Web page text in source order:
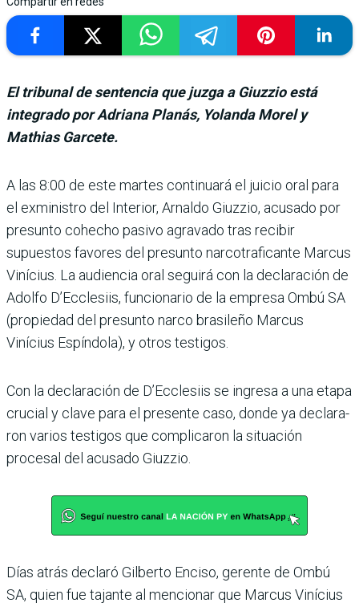
El tribunal de sentencia que juzga a Giuzzio está
integrado por Adriana Planás, Yolanda Morel y
Mathias Garcete.
A las 8:00 de este martes conti­nuará el juicio oral para
el exministro del Inte­rior, Arnaldo Giuzzio, acu­sado por
presunto cohecho pasivo agravado tras recibir
supuestos favores del pre­sunto narcotraficante Mar­cus
Vinícius. La audiencia oral seguirá con la declara­ción de
Adolfo D’Ecclesiis, funcionario de la empresa Ombú SA
(propiedad del pre­sunto narco brasileño Mar­cus
Vinícius Espíndola), y otros testigos.
Con la declaración de D’Ec­clesiis se ingresa a una etapa
crucial y clave para el pre­sente caso, donde ya declara­
ron varios testigos que com­plicaron la situación
procesal del acusado Giuzzio.
Días atrás declaró Gilberto Enciso, gerente de Ombú
SA, quien fue tajante al mencio­nar que Marcus Vinícius